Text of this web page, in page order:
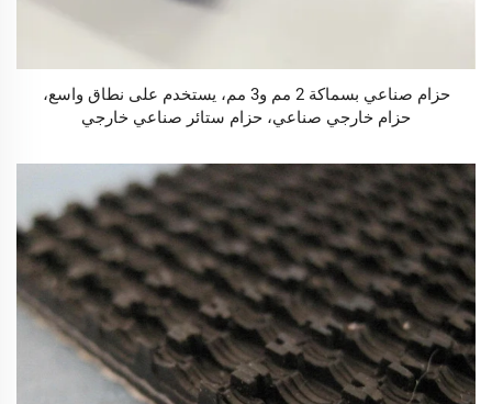
حزام صناعي بسماكة 2 مم و3 مم، يستخدم على نطاق واسع،
حزام خارجي صناعي، حزام ستائر صناعي خارجي